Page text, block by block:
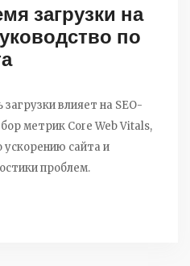
загрузки на
по
влияет на SEO-
метрик Core Web Vitals,
ускорению сайта и
проблем.